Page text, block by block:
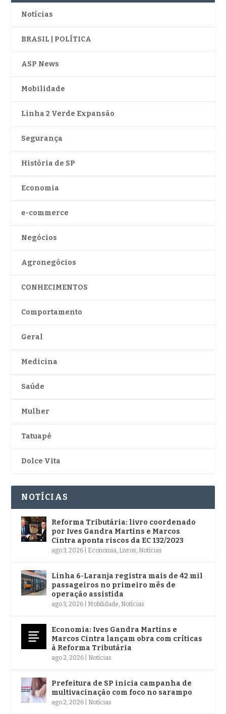
Notícias
BRASIL | POLÍTICA
ASP News
Mobilidade
Linha 2 Verde Expansão
Segurança
História de SP
Economia
e-commerce
Negócios
Agronegócios
CONHECIMENTOS
Comportamento
Geral
Medicina
Saúde
Mulher
Tatuapé
Dolce Vita
NOTÍCIAS
Reforma Tributária: livro coordenado
por Ives Gandra Martins e Marcos
Cintra aponta riscos da EC 132/2023
ago 3, 2026 Economia Livros Notícias
Linha 6-Laranja registra mais de 42 mil
passageiros no primeiro mês de
operação assistida
ago 3, 2026 Mobilidade Notícias
Economia: Ives Gandra Martins e
Marcos Cintra lançam obra com críticas
à Reforma Tributária
ago 2, 2026 Notícias
Prefeitura de SP inicia campanha de
multivacinação com foco no sarampo
ago 2, 2026 Notícias